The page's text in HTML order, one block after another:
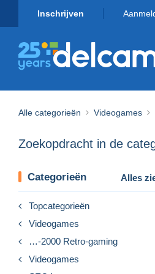
Inschrijven
Alle categorieën Videogames
Zoekopdracht in de
Categorieën Alles
Topcategorieën
Videogames
…-2000 Retro-gaming
Videogames